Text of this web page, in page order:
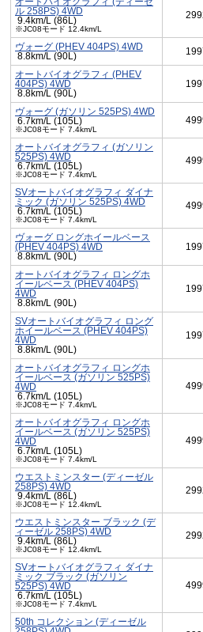
ル 258PS) 4WD
9.4km/L (86L)
※JC08モード 12.4km/L
ヴォーグ (PHEV 404PS) 4WD
8.8km/L (90L)
オートバイオグラフィ (PHEV
404PS) 4WD
8.8km/L (90L)
ヴォーグ (ガソリン 525PS) 4WD
6.7km/L (105L)
※JC08モード 7.4km/L
オートバイオグラフィ (ガソリン
525PS) 4WD
6.7km/L (105L)
※JC08モード 7.4km/L
SVオートバイオグラフィ ダイナ
ミック (ガソリン 525PS) 4WD
6.7km/L (105L)
※JC08モード 7.4km/L
ヴォーグ ロングホイールベース
(PHEV 404PS) 4WD
8.8km/L (90L)
オートバイオグラフィ ロングホ
イールベース (PHEV 404PS)
4WD
8.8km/L (90L)
SVオートバイオグラフィ ロング
ホイールベース (PHEV 404PS)
4WD
8.8km/L (90L)
オートバイオグラフィ ロングホ
イールベース (ガソリン 525PS)
4WD
6.7km/L (105L)
※JC08モード 7.4km/L
オートバイオグラフィ ロングホ
イールベース (ガソリン 525PS)
4WD
6.7km/L (105L)
※JC08モード 7.4km/L
ウエストミンスター (ディーゼル
258PS) 4WD
9.4km/L (86L)
※JC08モード 12.4km/L
ウエストミンスター ブラック (デ
ィーゼル 258PS) 4WD
9.4km/L (86L)
※JC08モード 12.4km/L
SVオートバイオグラフィ ダイナ
ミック ブラック (ガソリン
525PS) 4WD
6.7km/L (105L)
※JC08モード 7.4km/L
50th コレクション (ディーゼル